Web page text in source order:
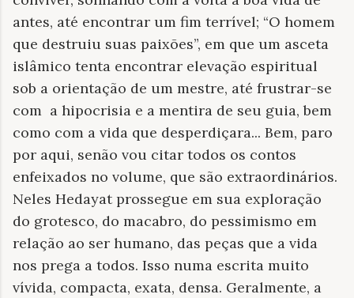
antes, até encontrar um fim terrível; “O homem
que destruiu suas paixões”, em que um asceta
islâmico tenta encontrar elevação espiritual
sob a orientação de um mestre, até frustrar-se
com a hipocrisia e a mentira de seu guia, bem
como com a vida que desperdiçara... Bem, paro
por aqui, senão vou citar todos os contos
enfeixados no volume, que são extraordinários.
Neles Hedayat prossegue em sua exploração
do grotesco, do macabro, do pessimismo em
relação ao ser humano, das peças que a vida
nos prega a todos. Isso numa escrita muito
vívida, compacta, exata, densa. Geralmente, a